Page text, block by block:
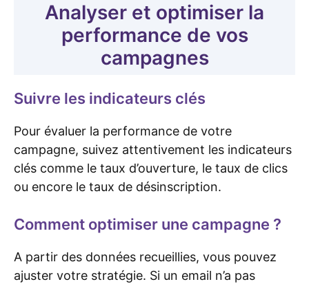
Analyser et optimiser la
performance de vos
campagnes
Suivre les indicateurs clés
Pour évaluer la performance de votre
campagne, suivez attentivement les indicateurs
clés comme le taux d’ouverture, le taux de clics
ou encore le taux de désinscription.
Comment optimiser une campagne ?
A partir des données recueillies, vous pouvez
ajuster votre stratégie. Si un email n’a pas